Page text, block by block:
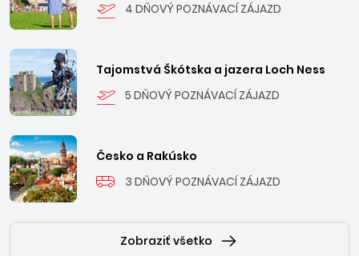
4 DŇOVÝ POZNÁVACÍ ZÁJAZD
Tajomstvá Škótska a jazera Loch Ness
5 DŇOVÝ POZNÁVACÍ ZÁJAZD
Česko a Rakúsko
3 DŇOVÝ POZNÁVACÍ ZÁJAZD
Zobraziť všetko